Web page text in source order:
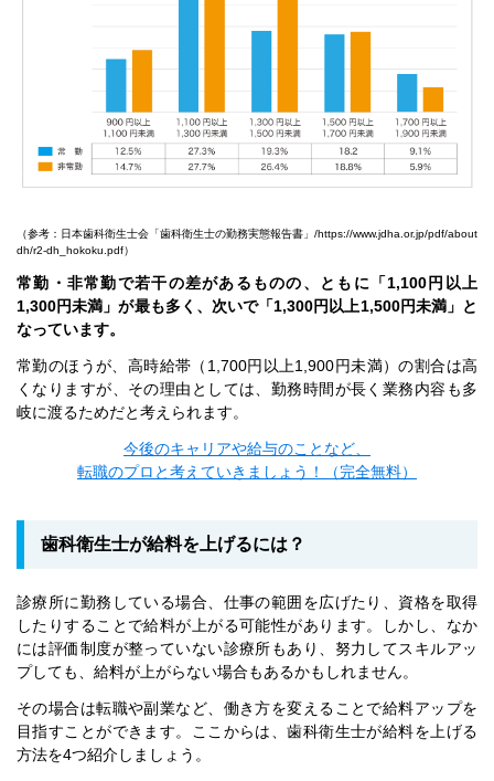
（参考：日本歯科衛生士会「歯科衛生士の勤務実態報告書」/https://www.jdha.or.jp/pdf/about
dh/r2-dh_hokoku.pdf）
常勤・非常勤で若干の差があるものの、ともに「1,100円以上
1,300円未満」が最も多く、次いで「1,300円以上1,500円未満」と
なっています。
常勤のほうが、高時給帯（1,700円以上1,900円未満）の割合は高
くなりますが、その理由としては、勤務時間が長く業務内容も多
岐に渡るためだと考えられます。
今後のキャリアや給与のことなど、
転職のプロと考えていきましょう！（完全無料）
歯科衛生士が給料を上げるには？
診療所に勤務している場合、仕事の範囲を広げたり、資格を取得
したりすることで給料が上がる可能性があります。しかし、なか
には評価制度が整っていない診療所もあり、努力してスキルアッ
プしても、給料が上がらない場合もあるかもしれません。
その場合は転職や副業など、働き方を変えることで給料アップを
目指すことができます。ここからは、歯科衛生士が給料を上げる
方法を4つ紹介しましょう。